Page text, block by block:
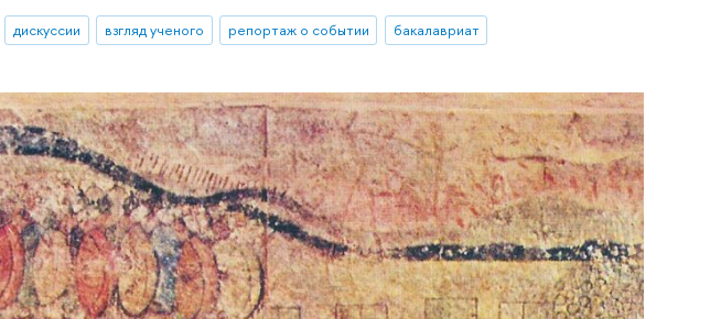
дискуссии взгляд ученого репортаж о событии бакалавриат